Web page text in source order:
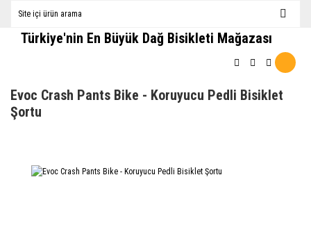
Türkiye'nin En Büyük Dağ Bisikleti Mağazası
Evoc Crash Pants Bike - Koruyucu Pedli Bisiklet
Şortu